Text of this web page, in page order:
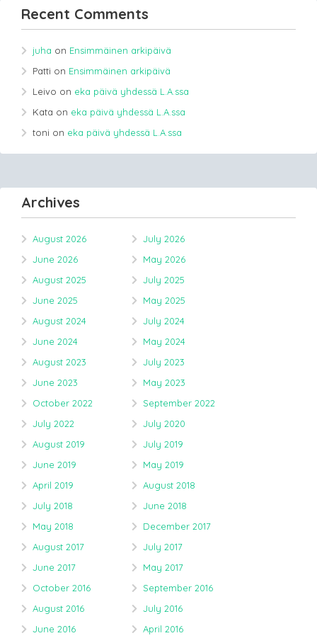
Recent Comments
juha on Ensimmäinen arkipäivä
Patti on Ensimmäinen arkipäivä
Leivo on eka päivä yhdessä L.A.ssa
Kata on eka päivä yhdessä L.A.ssa
toni on eka päivä yhdessä L.A.ssa
Archives
August 2026
July 2026
June 2026
May 2026
August 2025
July 2025
June 2025
May 2025
August 2024
July 2024
June 2024
May 2024
August 2023
July 2023
June 2023
May 2023
October 2022
September 2022
July 2022
July 2020
August 2019
July 2019
June 2019
May 2019
April 2019
August 2018
July 2018
June 2018
May 2018
December 2017
August 2017
July 2017
June 2017
May 2017
October 2016
September 2016
August 2016
July 2016
June 2016
April 2016